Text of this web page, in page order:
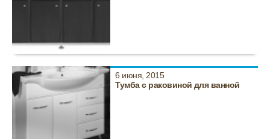
6 июня, 2015
Тумба с раковиной для ванной